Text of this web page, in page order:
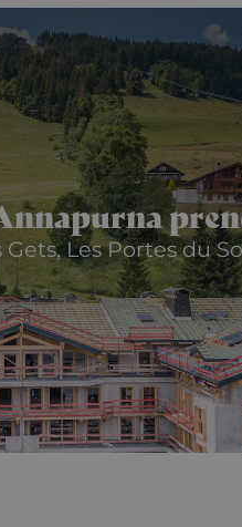
Les Portes du
LLC
1 jour
Ce cookie est
unique pour
pages vues.
1 minute
This is a
element on
website it
the amount of
2 mois 4
Utilisé par Facebook
enchères en temps